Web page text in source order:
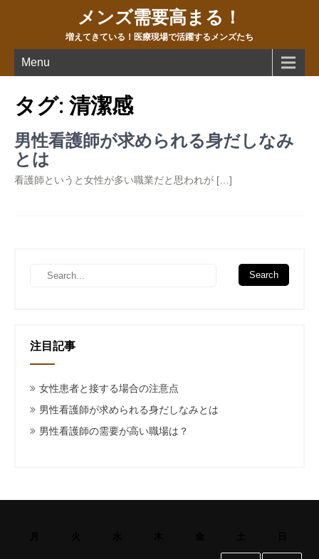
メンズ需要高まる！
増えてきている！医療現場で活躍するメンズたち
Menu
タグ: 清潔感
男性看護師が求められる身だしなみ
とは
看護師というと女性が多い職業だと思われが […]
注目記事
女性患者と接する場合の注意点
男性看護師が求められる身だしなみとは
男性看護師の需要が高い職場は？